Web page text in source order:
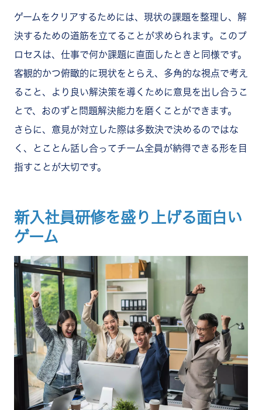
ゲームをクリアするためには、現状の課題を整理し、解
決するための道筋を立てることが求められます。このプ
ロセスは、仕事で何か課題に直面したときと同様です。
客観的かつ俯瞰的に現状をとらえ、多角的な視点で考え
ること、より良い解決策を導くために意見を出し合うこ
とで、おのずと問題解決能力を磨くことができます。
さらに、意見が対立した際は多数決で決めるのではな
く、とことん話し合ってチーム全員が納得できる形を目
指すことが大切です。
新入社員研修を盛り上げる面白い
ゲーム